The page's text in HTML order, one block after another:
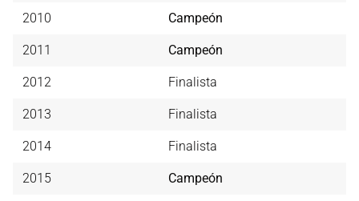
2010 Campeón
2011 Campeón
2012 Finalista
2013 Finalista
2014 Finalista
2015 Campeón